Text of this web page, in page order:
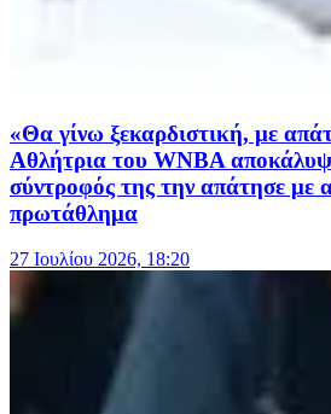
«Θα γίνω ξεκαρδιστική, με
Αθλήτρια του WNBA
σύντροφός της την απάτησε με
πρωτάθλημα
27 Ιουλίου 2026, 18:20